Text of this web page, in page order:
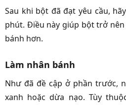
Sau khi bột đã đạt yêu cầu,
phút. Điều này giúp bột trở
bánh hơn.
Làm nhân bánh
Như đã đề cập ở phần trước,
xanh hoặc dừa nạo. Tùy